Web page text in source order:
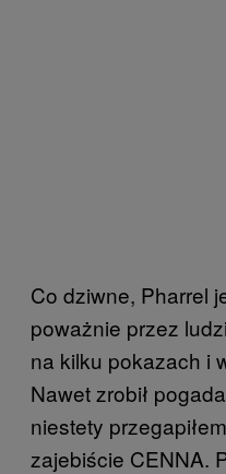
Co dziwne, Pharrel
poważnie przez
na kilku pokazach i
Nawet zrobił
niestety
zajebiście CENNA.